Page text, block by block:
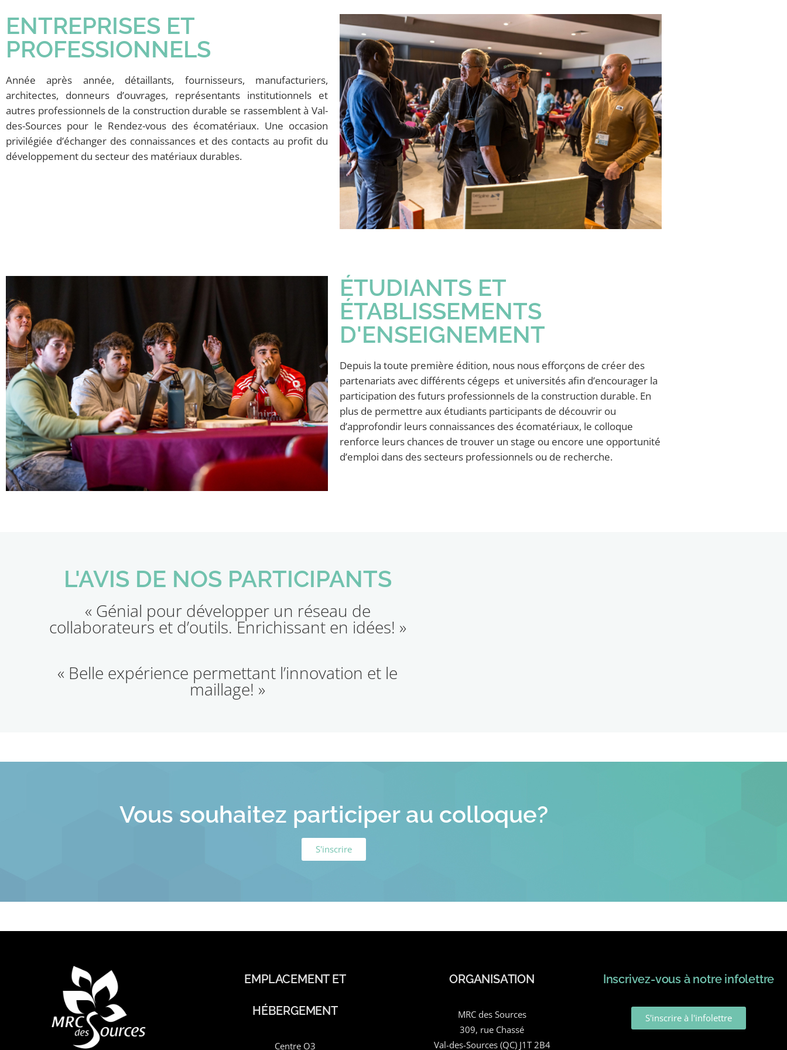
ENTREPRISES ET
PROFESSIONNELS
Année après année, détaillants, fournisseurs, manufacturiers,
architectes, donneurs d’ouvrages, représentants institutionnels et
autres professionnels de la construction durable se rassemblent à Val-
des-Sources pour le Rendez-vous des écomatériaux. Une occasion
privilégiée d’échanger des connaissances et des contacts au profit du
développement du secteur des matériaux durables.
ÉTUDIANTS ET
ÉTABLISSEMENTS
D'ENSEIGNEMENT
Depuis la toute première édition, nous nous efforçons de créer des
partenariats avec différents cégeps et universités afin d’encourager la
participation des futurs professionnels de la construction durable. En
plus de permettre aux étudiants participants de découvrir ou
d’approfondir leurs connaissances des écomatériaux, le colloque
renforce leurs chances de trouver un stage ou encore une opportunité
d’emploi dans des secteurs professionnels ou de recherche.
L'AVIS DE NOS PARTICIPANTS
« Génial pour développer un réseau de
collaborateurs et d’outils. Enrichissant en idées! »
« Belle expérience permettant l’innovation et le
maillage! »
Vous souhaitez participer au colloque?
S'inscrire
EMPLACEMENT ET
HÉBERGEMENT
Centre O3
ORGANISATION
MRC des Sources
309, rue Chassé
Val-des-Sources (QC) J1T 2B4
Inscrivez-vous à notre infolettre
S'inscrire à l'infolettre